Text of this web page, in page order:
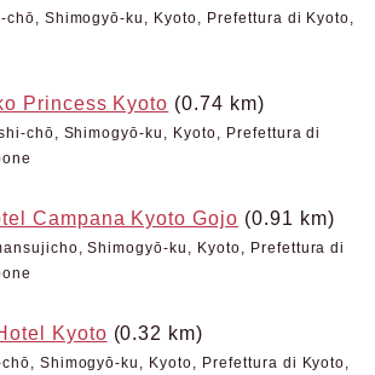
chō, Shimogyō-ku, Kyoto, Prefettura di Kyoto,
Princess Kyoto (0.74 km)
chō, Shimogyō-ku, Kyoto, Prefettura di
Campana Kyoto Gojo (0.91 km)
Shimogyō-ku, Kyoto, Prefettura di
Kyoto (0.32 km)
Shimogyō-ku, Kyoto, Prefettura di Kyoto,